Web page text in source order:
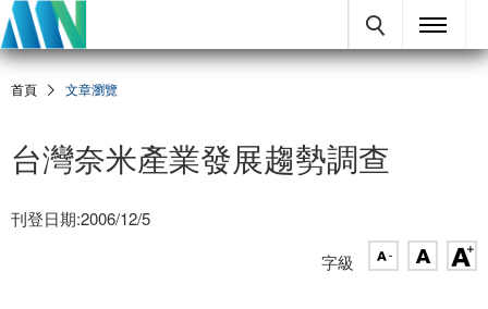
首頁 文章瀏覽
台灣奈米產業發展趨勢調查
刊登日期:2006/12/5
字級